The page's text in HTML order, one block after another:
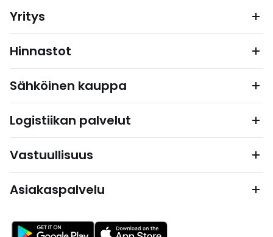
Yritys
Hinnastot
Sähköinen kauppa
Logistiikan palvelut
Vastuullisuus
Asiakaspalvelu